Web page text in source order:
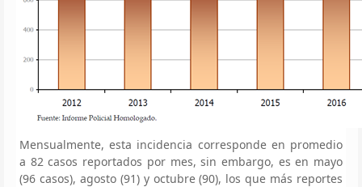
Mensualmente, esta incidencia corresponde en promedio
a 82 casos reportados por mes, sin embargo, es en mayo
(96 casos), agosto (91) y octubre (90), los que más reportes